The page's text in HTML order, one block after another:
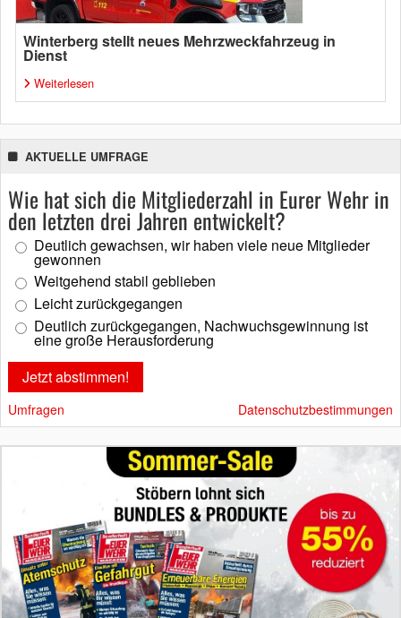
Winterberg stellt neues Mehrzweckfahrzeug in
Dienst
Weiterlesen
AKTUELLE UMFRAGE
Wie hat sich die Mitgliederzahl in Eurer Wehr in
den letzten drei Jahren entwickelt?
Deutlich gewachsen, wir haben viele neue Mitglieder
gewonnen
Weitgehend stabil geblieben
Leicht zurückgegangen
Deutlich zurückgegangen, Nachwuchsgewinnung ist
eine große Herausforderung
Umfragen Datenschutzbestimmungen